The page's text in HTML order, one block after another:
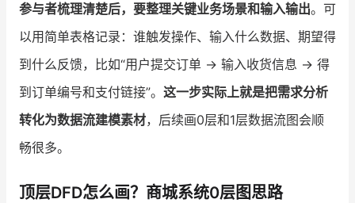
参与者梳理清楚后，要整理关键业务场景和输入输出。可
以用简单表格记录：谁触发操作、输入什么数据、期望得
到什么反馈，比如“用户提交订单 → 输入收货信息 → 得
到订单编号和支付链接”。 这一步实际上就是把需求分析
转化为数据流建模素材，后续画0层和1层数据流图会顺
畅很多。
顶层DFD怎么画？商城系统0层图思路